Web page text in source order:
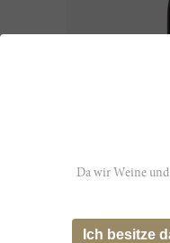
CHF 205.40
Da wir Weine
Ich besitze